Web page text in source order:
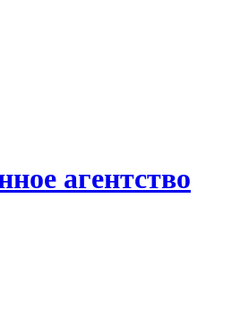
агентство